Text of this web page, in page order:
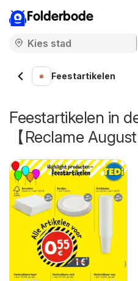
Folderbode
Feestartikelen
Feestartikelen in
【Reclame